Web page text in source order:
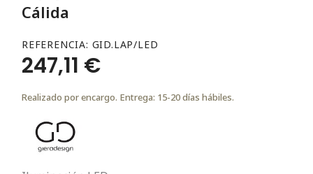
Cálida
REFERENCIA GID.LAP/LED
247,11 €
Realizado por encargo. Entrega: 15-20 días hábiles.